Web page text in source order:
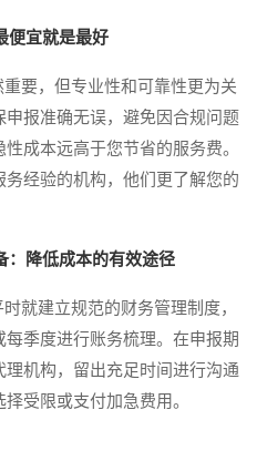
便宜就是最好
要，但专业性和可靠性更为关
报准确无误，避免因合规问题
成本远高于您节省的服务费。
经验的机构，他们更了解您的
：降低成本的有效途径
建立规范的财务管理制度，
季度进行账务梳理。在申报期
机构，留出充足时间进行沟通
受限或支付加急费用。